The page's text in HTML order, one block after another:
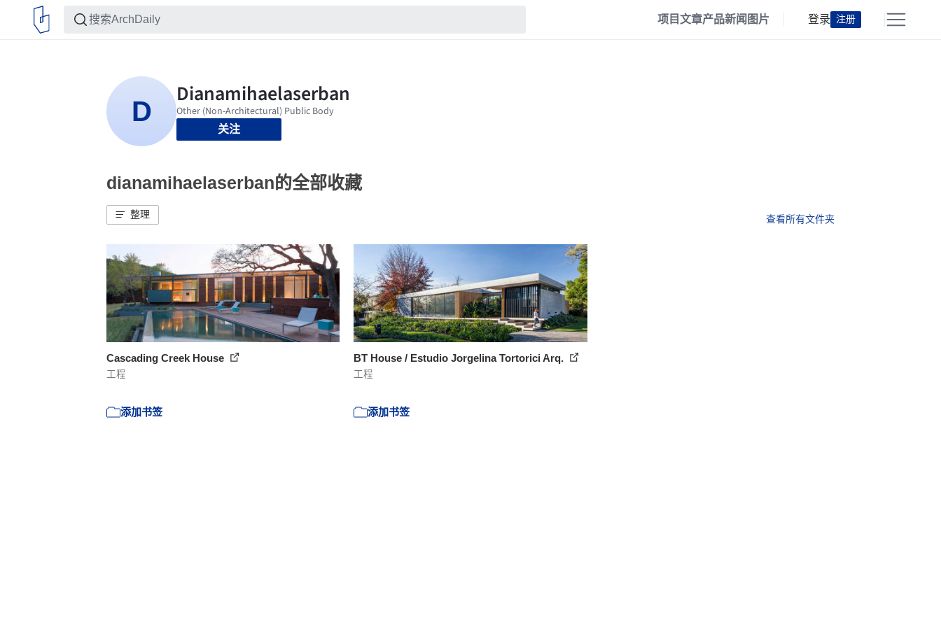
项目文章产品新闻 图片 登录 注册
关注
dianamihaelaserban的全部收藏
整理 查看所有文件夹
Cascading Creek House
工程
添加书签
BT House / Estudio Jorgelina Tortorici Arq.
工程
添加书签